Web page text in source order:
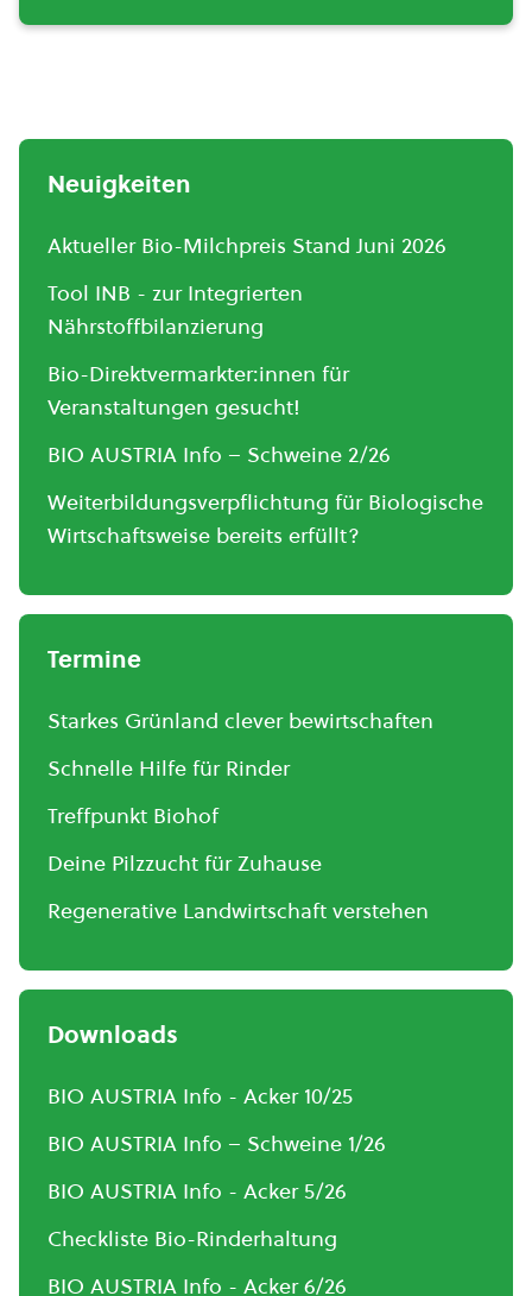
Neuigkeiten
Aktueller Bio-Milchpreis Stand Juni 2026
Tool INB - zur Integrierten
Nährstoffbilanzierung
Bio-Direktvermarkter:innen für
Veranstaltungen gesucht!
BIO AUSTRIA Info – Schweine 2/26
Weiterbildungsverpflichtung für Biologische
Wirtschaftsweise bereits erfüllt?
Termine
Starkes Grünland clever bewirtschaften
Schnelle Hilfe für Rinder
Treffpunkt Biohof
Deine Pilzzucht für Zuhause
Regenerative Landwirtschaft verstehen
Downloads
BIO AUSTRIA Info - Acker 10/25
BIO AUSTRIA Info – Schweine 1/26
BIO AUSTRIA Info - Acker 5/26
Checkliste Bio-Rinderhaltung
BIO AUSTRIA Info - Acker 6/26